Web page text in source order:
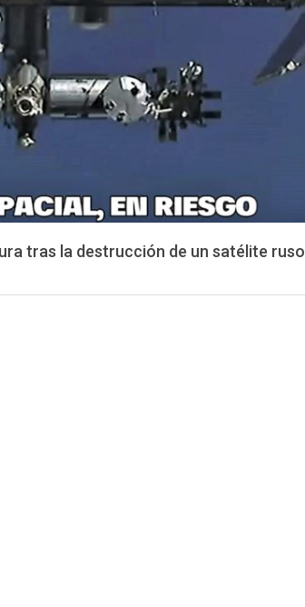
tras la destrucción de un satélite ruso